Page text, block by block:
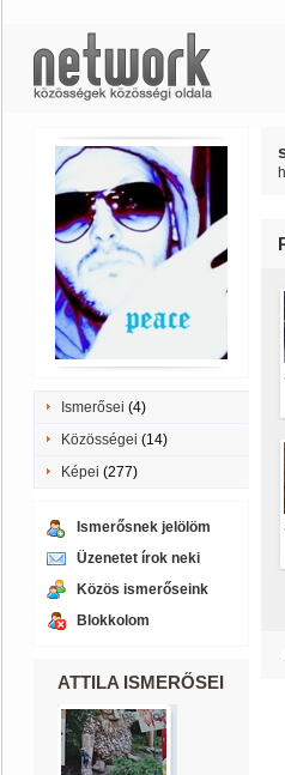
Ismerősei (4)
Közösségei (14)
Képei (277)
Ismerősnek jelölöm
Üzenetet írok neki
Közös ismerőseink
Blokkolom
ATTILA ISMERŐSEI